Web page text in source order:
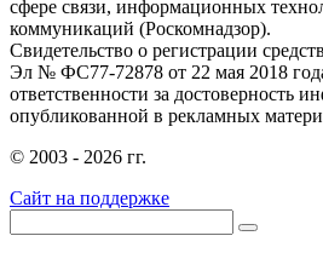
сфере связи, информационных
коммуникаций (Роскомнадзор).
Свидетельство о регистрации
Эл № ФС77-72878 от 22 мая 2018
ответственности за достоверность
опубликованной в рекламных
© 2003 - 2026 гг.
Сайт на поддержке